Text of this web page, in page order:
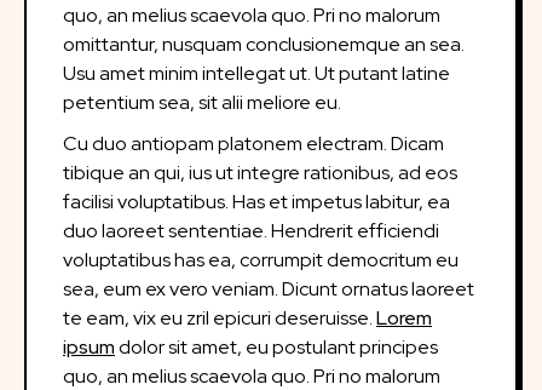
quo, an melius scaevola quo. Pri no malorum
omittantur, nusquam conclusionemque an sea.
Usu amet minim intellegat ut. Ut putant latine
petentium sea, sit alii meliore eu.
Cu duo antiopam platonem electram. Dicam
tibique an qui, ius ut integre rationibus, ad eos
facilisi voluptatibus. Has et impetus labitur, ea
duo laoreet sententiae. Hendrerit efficiendi
voluptatibus has ea, corrumpit democritum eu
sea, eum ex vero veniam. Dicunt ornatus laoreet
te eam, vix eu zril epicuri deseruisse.Lorem
ipsumdolor sit amet, eu postulant principes
quo, an melius scaevola quo. Pri no malorum